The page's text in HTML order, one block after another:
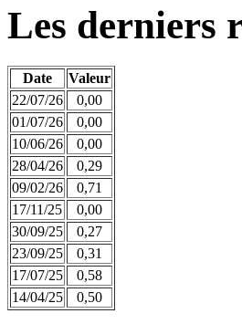
Les derniers
Date
Valeur
22/07/26
0,00
01/07/26
0,00
10/06/26
0,00
28/04/26
0,29
09/02/26
0,71
17/11/25
0,00
30/09/25
0,27
23/09/25
0,31
17/07/25
0,58
14/04/25
0,50